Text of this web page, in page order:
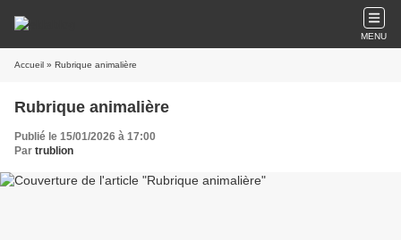
MENU
Accueil » Rubrique animalière
Rubrique animalière
Publié le 15/01/2026 à 17:00
Par trublion